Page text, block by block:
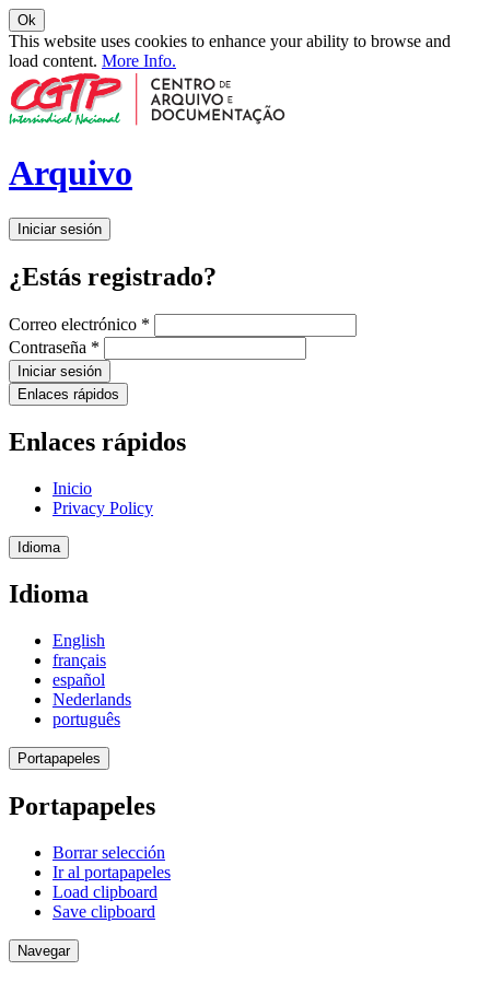
Ok
This website uses cookies to enhance your ability to browse and
load content. More Info.
Arquivo
Iniciar sesión
¿Estás registrado?
Correo electrónico *
Contraseña *
Iniciar sesión
Enlaces rápidos
Enlaces rápidos
Inicio
Privacy Policy
Idioma
Idioma
English
français
español
Nederlands
português
Portapapeles
Portapapeles
Borrar selección
Ir al portapapeles
Load clipboard
Save clipboard
Navegar